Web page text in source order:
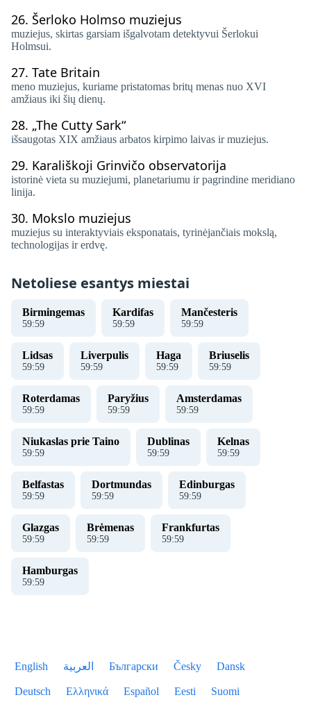
26. Šerloko Holmso muziejus
muziejus, skirtas garsiam išgalvotam detektyvui Šerlokui
Holmsui.
27. Tate Britain
meno muziejus, kuriame pristatomas britų menas nuo XVI
amžiaus iki šių dienų.
28. „The Cutty Sark“
išsaugotas XIX amžiaus arbatos kirpimo laivas ir muziejus.
29. Karališkoji Grinvičo observatorija
istorinė vieta su muziejumi, planetariumu ir pagrindine meridiano
linija.
30. Mokslo muziejus
muziejus su interaktyviais eksponatais, tyrinėjančiais mokslą,
technologijas ir erdvę.
Netoliese esantys miestai
Birmingemas
59:59
Kardifas
59:59
Mančesteris
59:59
Lidsas
59:59
Liverpulis
59:59
Haga
59:59
Briuselis
59:59
Roterdamas
59:59
Paryžius
59:59
Amsterdamas
59:59
Niukaslas prie Taino
59:59
Dublinas
59:59
Kelnas
59:59
Belfastas
59:59
Dortmundas
59:59
Edinburgas
59:59
Glazgas
59:59
Brėmenas
59:59
Frankfurtas
59:59
Hamburgas
59:59
English العربية Български Česky Dansk
Deutsch Ελληνικά Español Eesti Suomi